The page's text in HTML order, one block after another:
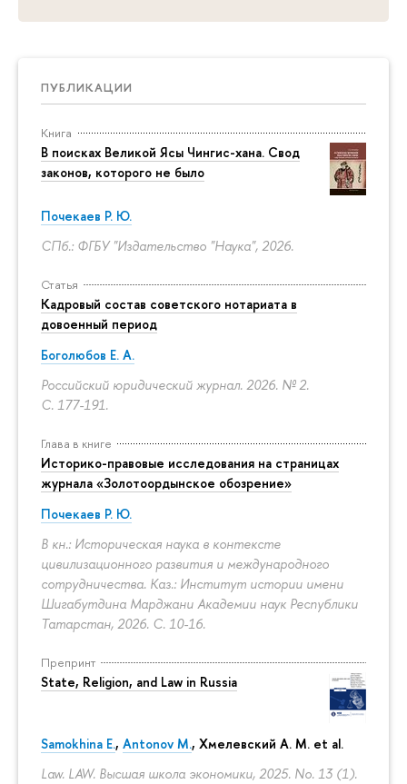
ПУБЛИКАЦИИ
Книга
В поисках Великой Ясы Чингис-хана. Свод
законов, которого не было
Почекаев Р. Ю.
СПб.: ФГБУ "Издательство "Наука", 2026.
Статья
Кадровый состав советского нотариата в
довоенный период
Боголюбов Е. А.
Российский юридический журнал. 2026. № 2.
С. 177-191.
Глава в книге
Историко-правовые исследования на страницах
журнала «Золотоордынское обозрение»
Почекаев Р. Ю.
В кн.: Историческая наука в контексте
цивилизационного развития и международного
сотрудничества. Каз.: Институт истории имени
Шигабутдина Марджани Академии наук Республики
Татарстан, 2026. С. 10-16.
Препринт
State, Religion, and Law in Russia
Samokhina E., Antonov M., Хмелевский А. М. et al.
Law. LAW. Высшая школа экономики, 2025. No. 13 (1).